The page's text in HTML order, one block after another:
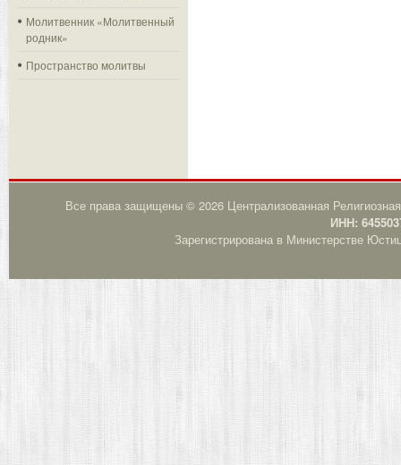
Молитвенник «Молитвенный
родник»
Пространство молитвы
Все права защищены © 2026 Централизованная
ИНН:
Зарегистрирована в Министерстве